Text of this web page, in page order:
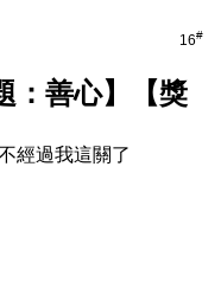
16#
：善心】【獎
經過我這關了